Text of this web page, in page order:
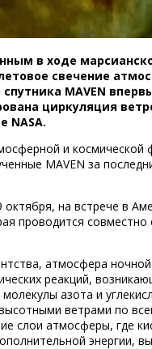
в ходе
свечение
MAVEN
циркуляция
NASA.
и космической
MAVEN за
на встрече в
проводится
атмосфера
реакций,
азота и
ветрами по
атмосферы, где
энергии,